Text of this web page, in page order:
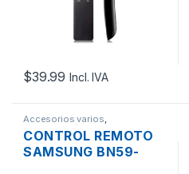
$39.99 Incl. IVA
Accesorios varios
Computación
CONTROL REMOTO
SAMSUNG BN59-